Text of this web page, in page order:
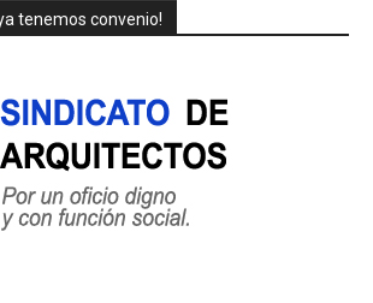
tenemos convenio!